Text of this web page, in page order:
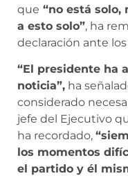
que “no está
a esto solo”, ha
declaración ante
“El presidente ha
noticia”, ha
considerado
jefe del Ejecutivo
ha recordado,
los momentos
el partido y él